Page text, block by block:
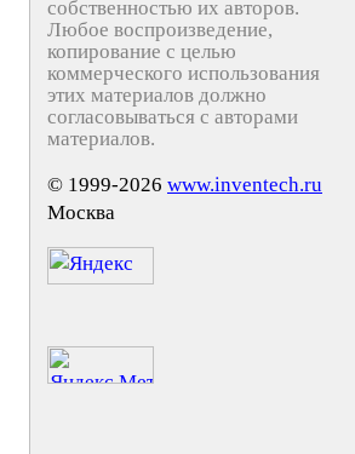
собственностью их авторов.
Любое воспроизведение,
копирование с целью
коммерческого использования
этих материалов должно
согласовываться с авторами
материалов.
© 1999-2026 www.inventech.ru
Москва